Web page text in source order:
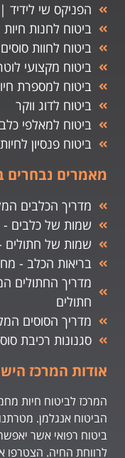
הפניקס שי לידיד | Best Friend
ביטוח לחנות חיות
ביטוח לחוות סוסים
ביטוח מקצועי
ביטוח למספרת
ביטוח לדוג ווקר
ביטוח למאלפי
ביטוח פנסיון
מאמרים נבחרים
מדריך הכלבים
שמות של כלבים
שמות של
בריאות הכלב -
מדריך החתולים
חתולים
מדריך הסוסים
סגנונות רכיבת
אודות המרכז
המרכז לביטוח חיות
הביטוח אנגלמן.
ביטוח רפואי אשר
לרווחת החיה. הצטרפו